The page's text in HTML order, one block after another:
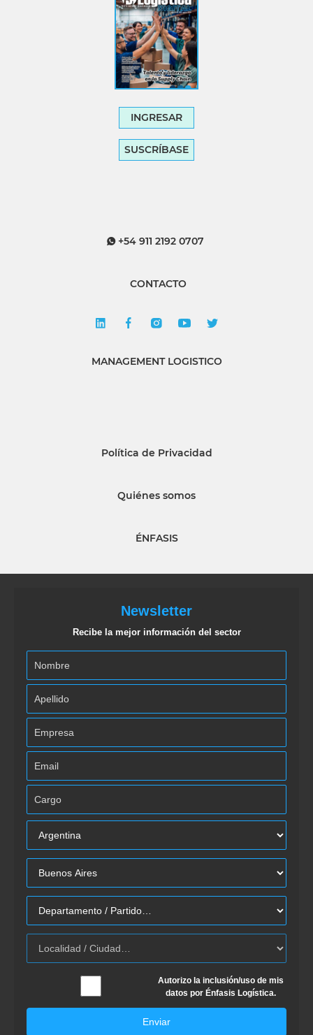
INGRESAR
SUSCRÍBASE
+54 911 2192 0707
CONTACTO
MANAGEMENT LOGISTICO
Política de Privacidad
Quiénes somos
ÉNFASIS
Newsletter
Recibe la mejor información del sector
Autorizo la inclusión/uso de mis
datos por Énfasis Logística.
Enviar